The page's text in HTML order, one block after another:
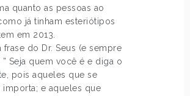
quanto as pessoas ao
já tinham esteriótipos
em 2013.
frase do Dr. Seus (e sempre
Seja quem você é e diga o
pois aqueles que se
importa; e aqueles que